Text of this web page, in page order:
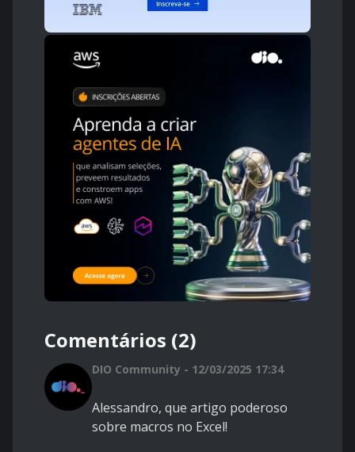
Comentários (2)
DIO Community - 12/03/2025 17:34
Alessandro, que artigo poderoso
sobre macros no Excel!